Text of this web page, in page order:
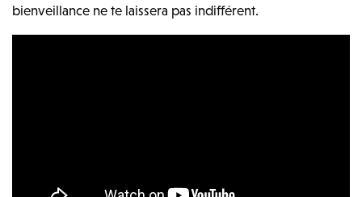
bienveillance ne te laissera pas indifférent.